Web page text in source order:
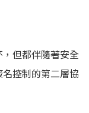
但都伴隨著安全
控制的第二層協